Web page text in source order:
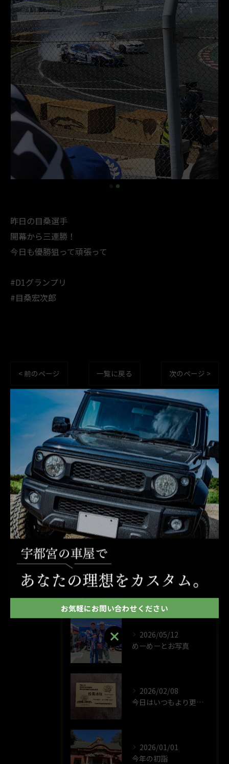
昨日の目桑選手
開幕から三連勝！
今日も優勝狙って頑張って
#D1グランプリ
#目桑宏次郎
< 前のページ 一覧に戻る 次のページ >
カテゴリー Categories
全てのカテゴリー
カスタム
中古車
交換
整備
2026/05/12
めーめーとお写真
2026/02/08
今日はいつもより更に政治的なことが動きそうな選挙です
2026/01/01
今年の初詣
お気軽にお問い合わせください
お気軽にお問い合わせください